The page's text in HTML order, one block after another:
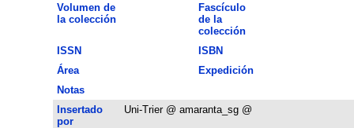
Volumen de
la colección
Fascículo
de la
colección
ISSN
ISBN
Área
Expedición
Notas
Insertado
por
Uni-Trier @ amaranta_sg @